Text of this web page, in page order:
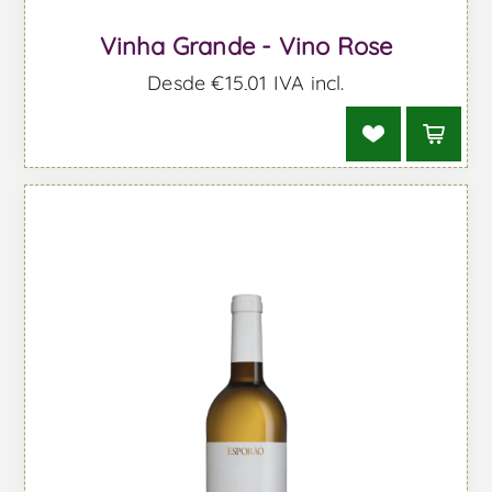
Vinha Grande - Vino Rose
Desde €15,01 IVA incl.